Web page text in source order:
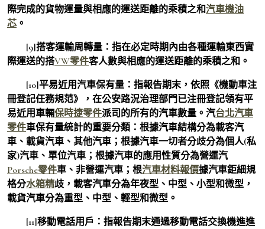
際完成的貨物運量與相應的運送距離的乘積之和汽車機油
芯 。
[9]搭客運輸周轉量：指在必定時期內由各種運輸東西實
際運送的搭VW零件客人數與相應的運送距離的乘積之和。
[10]平易近用汽車保有量：指報告期末，依照《機動車注
冊登記任務規范》，在公安路況治理部門已注冊登記領有平
易近用車輛保時捷零件派司的所有的汽車數量。汽台北汽車
零件車保有量統計的重要分類：根據汽車結構分為載客汽
車、載貨汽車、其他汽車；根據汽車一切者分歧分為個人(私
家)汽車、單位汽車；根據汽車的應用性質分為營運汽
Porsche零件車、非營運汽車；根汽車材料報價據汽車鉅細規
格分水箱精歧，載客汽車分為年夜型、中型、小型和微型，
載貨汽車分為重型、中型、輕型和微型。
[11]移動電話用戶：指報告期末通過移動電話交換機進進